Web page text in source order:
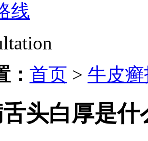
线
： 首页 > 牛皮
头白厚是什